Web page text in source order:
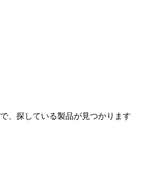
、探している製品が見つかります